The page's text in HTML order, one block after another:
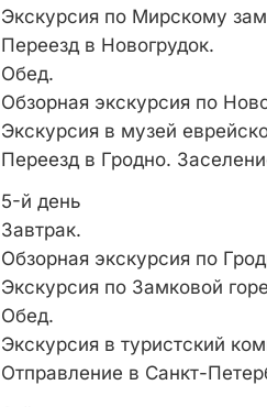
Экскурсия по Мирскому
Переезд в Новогрудок.
Обед.
Обзорная экскурсия по
Экскурсия в музей
Переезд в Гродно.
5-й день
Завтрак.
Обзорная экскурсия по
Экскурсия по Замковой
Обед.
Экскурсия в туристский
Отправление в Санкт-